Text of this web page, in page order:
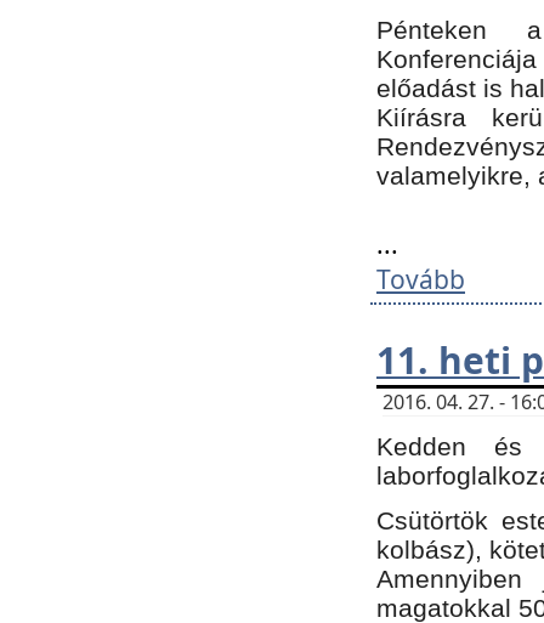
Pénteken
előadást is
Kiírásra
valamelyikre,
...
Tovább
11. heti
2016. 04. 27. -
Kedden és
Csütörtök
kolbász),
Amennyiben
magatokkal